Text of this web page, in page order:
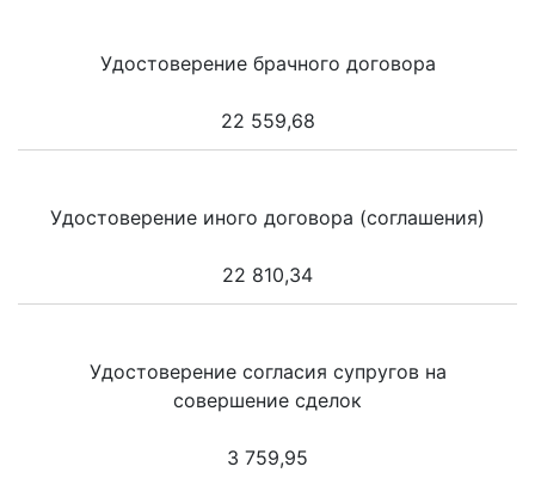
Удостоверение брачного договора
22 559,68
Удостоверение иного договора (соглашения)
22 810,34
Удостоверение согласия супругов на
совершение сделок
3 759,95